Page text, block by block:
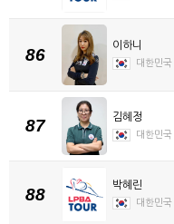
86 이하니
대한민국
87 김혜정
대한민국
88 박혜린
대한민국